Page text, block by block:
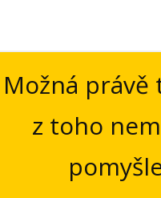
Možná právě
z toho